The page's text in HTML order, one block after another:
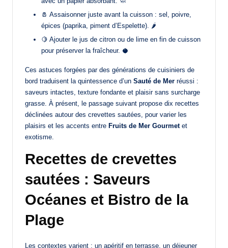
🧂 Assaisonner juste avant la cuisson : sel, poivre,
épices (paprika, piment d’Espelette). 🌶️
🍋 Ajouter le jus de citron ou de lime en fin de cuisson
pour préserver la fraîcheur. 🥥
Ces astuces forgées par des générations de cuisiniers de
bord traduisent la quintessence d’un Sauté de Mer réussi :
saveurs intactes, texture fondante et plaisir sans surcharge
grasse. À présent, le passage suivant propose dix recettes
déclinées autour des crevettes sautées, pour varier les
plaisirs et les accents entre Fruits de Mer Gourmetet
exotisme.
Recettes de crevettes
sautées : Saveurs
Océanes et Bistro de la
Plage
Les contextes varient : un apéritif en terrasse, un déjeuner